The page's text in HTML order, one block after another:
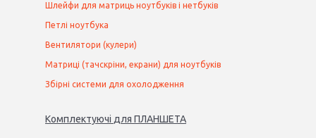
Шлейфи для матриць ноутбуків і нетбуків
Петлі ноутбука
Вентилятори (кулери)
Матриці (тачскріни, екрани) для ноутбуків
Збірні системи для охолодження
Комплектуючі для ПЛАНШЕТА